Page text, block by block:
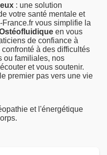
: une solution
votre santé mentale et
vous simplifie la
en vous
de confiance à
à des difficultés
ou familiales, nos
et vous soutenir.
premier pas vers une vie
et l'énergétique